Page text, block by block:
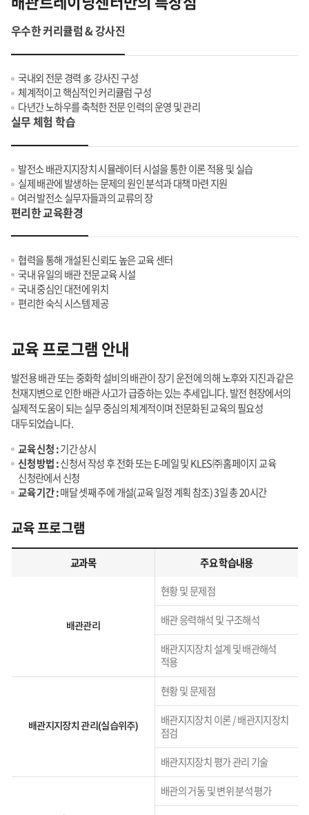
우수한 커리큘럼 & 강사진
국내외 전문 경력 多 강사진 구성
체계적이고 핵심적인 커리큘럼 구성
다년간 노하우를 축척한 전문 인력의 운영 및 관리
실무 체험 학습
발전소 배관지지장치 시뮬레이터 시설을 통한 이론 적용 및 실습
실제 배관에 발생하는 문제의 원인 분석과 대책 마련 지원
여러 발전소 실무자들과의 교류의 장
편리한 교육환경
협력을 통해 개설된 신뢰도 높은 교육 센터
국내 유일의 배관 전문교육 시설
국내 중심인 대전에 위치
편리한 숙식 시스템 제공
교육 프로그램 안내
발전용 배관 또는 중화학 설비의 배관이 장기 운전에 의해 노후와 지진과 같은
천재지변으로 인한 배관 사고가 급증하는 있는 추세입니다. 발전 현장에서의
실제적 도움이 되는 실무 중심의 체계적이며 전문화된 교육의 필요성
대두되었습니다.
교육 신청 :기간 상시
신청 방법 :신청서 작성 후 전화 또는 E-메일 및 KLES㈜ 홈페이지 교육
신청란에서 신청
교육 기간 :매달 셋째 주에 개설(교육 일정 계획 참조) 3일 총 20시간
교육 프로그램
교과목 주요 학습내용
배관관리
현황 및 문제점
배관 응력해석 및 구조해석
배관지지장치 설계 및 배관해석
적용
배관지지장치 관리(실습위주)
현황 및 문제점
배관지지장치 이론 / 배관지지장치
점검
배관지지장치 평가 관리 기술
배관의 거동 및 변위 분석 평가